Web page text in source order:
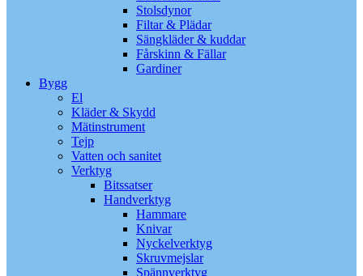
Stolsdynor
Filtar & Plädar
Sängkläder & kuddar
Fårskinn & Fällar
Gardiner
Bygg
El
Kläder & Skydd
Mätinstrument
Tejp
Vatten och sanitet
Verktyg
Bitssatser
Handverktyg
Hammare
Knivar
Nyckelverktyg
Skruvmejslar
Spännverktyg